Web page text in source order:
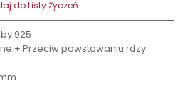
do Listy Życzeń
925
+ Przeciw powstawaniu rdzy